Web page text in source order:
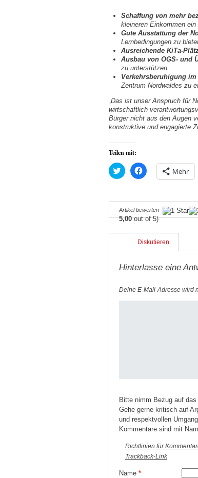
Schaffung von mehr
kleineren Einkommen
Gute Ausstattung der
Lernbedingungen zu
Ausreichende KiTa-
Ausbau von OGS- und
zu unterstützen
Verkehrsberuhigung im
Zentrum Nordwaldes zu
„Das ist unser Anspruch für
wirtschaftlich
Bürger nicht aus den Augen
konstruktive und engagierte
Teilen mit:
Klick,
um
teilen
(Wird
in
neuem
geöffnet)
Klick,
um
teilen
(Wird
in
neuem
geöffnet)
Mehr
Artikel bewerten
5,00out of 5)
Diskutieren
Hinterlasse eine
Deine E-Mail-Adresse wird
Bitte nimm Bezug auf
Gehe gerne kritisch auf
und respektvollen
Kommentare sind mit
Richtlinien für
Trackback-Link
Name *